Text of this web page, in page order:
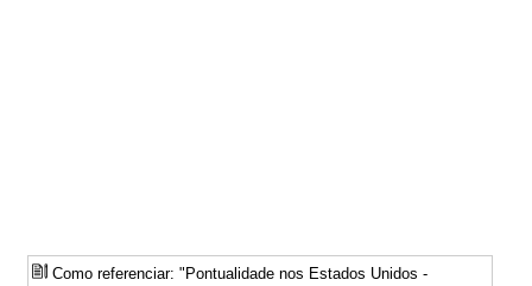
Como referenciar: "Pontualidade nos Estados Unidos -